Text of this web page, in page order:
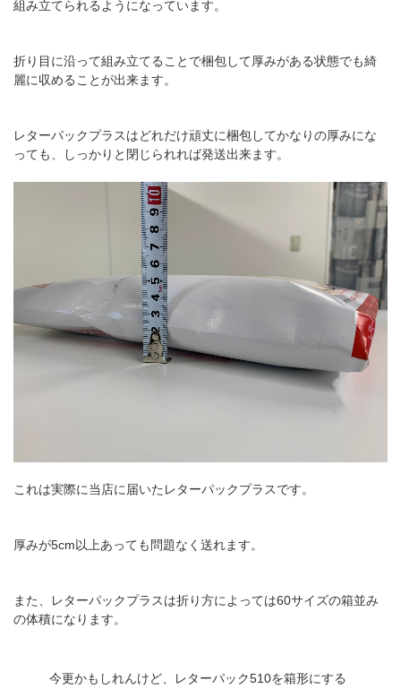
組み立てられるようになっています。
折り目に沿って組み立てることで梱包して厚みがある状態でも綺
麗に収めることが出来ます。
レターパックプラスはどれだけ頑丈に梱包してかなりの厚みにな
っても、しっかりと閉じられれば発送出来ます。
これは実際に当店に届いたレターパックプラスです。
厚みが5cm以上あっても問題なく送れます。
また、レターパックプラスは折り方によっては60サイズの箱並み
の体積になります。
今更かもしれんけど、レターパック510を箱形にする